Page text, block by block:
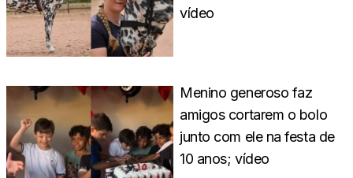
vídeo
Menino generoso faz
amigos cortarem o bolo
junto com ele na festa de
10 anos; vídeo